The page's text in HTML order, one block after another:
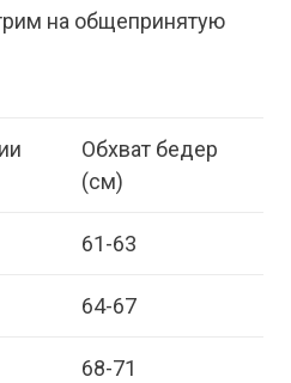
на общепринятую
Обхват бедер
(см)
61-63
64-67
68-71